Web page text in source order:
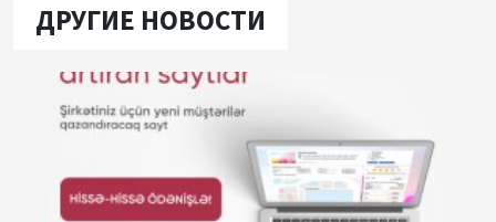
ДРУГИЕ НОВОСТИ